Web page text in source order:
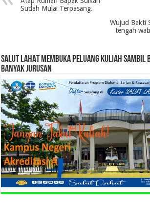
Sudah Mulai Terpasang.
Wujud Bakti
tengah
SALUT LAHAT MEMBUKA PELUANG KULIAH SAMBIL
BANYAK JURUSAN